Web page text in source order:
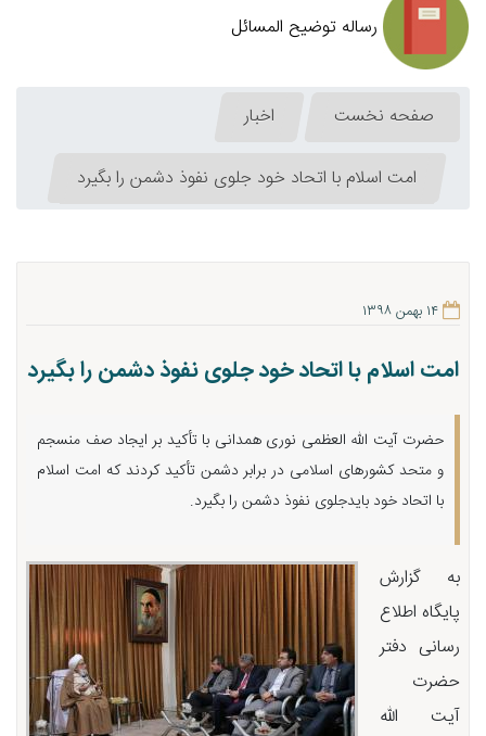
رساله توضیح المسائل
صفحه نخست اخبار
امت اسلام با اتحاد خود جلوی نفوذ دشمن را بگیرد
۱۴ بهمن ۱۳۹۸
امت اسلام با اتحاد خود جلوی نفوذ دشمن را بگیرد
حضرت آیت الله العظمی نوری همدانی با تأکید بر ایجاد صف منسجم
و متحد کشورهای اسلامی در برابر دشمن تأکید کردند که امت اسلام
با اتحاد خود بایدجلوی نفوذ دشمن را بگیرد.
به گزارش
پایگاه اطلاع
رسانی دفتر
حضرت
آیت الله